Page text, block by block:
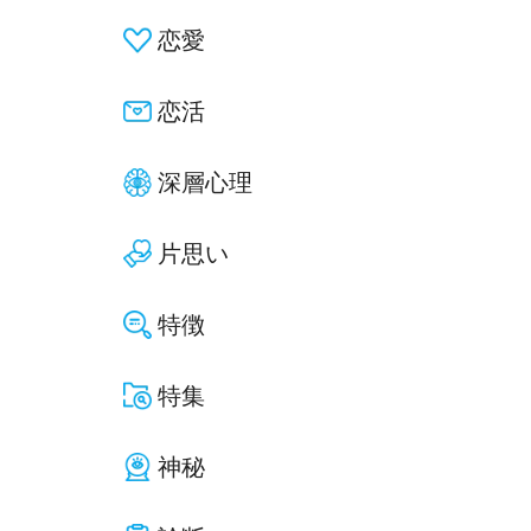
恋愛
恋活
深層心理
片思い
特徴
特集
神秘